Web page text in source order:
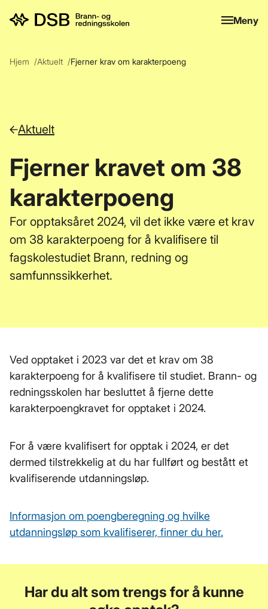
Meny
Meny
Hjem Aktuelt Fjerner krav om karakterpoeng
Aktuelt
Fjerner kravet om 38
karakterpoeng
For opptaksåret 2024, vil det ikke være et krav
om 38 karakterpoeng for å kvalifisere til
fagskolestudiet Brann, redning og
samfunnssikkerhet.
Ved opptaket i 2023 var det et krav om 38
karakterpoeng for å kvalifisere til studiet. Brann- og
redningsskolen har besluttet å fjerne dette
karakterpoengkravet for opptaket i 2024.
For å være kvalifisert for opptak i 2024, er det
dermed tilstrekkelig at du har fullført og bestått et
kvalifiserende utdanningsløp.
Informasjon om poengberegning og hvilke
utdanningsløp som kvalifiserer, finner du her.
Har du alt som trengs for å kunne